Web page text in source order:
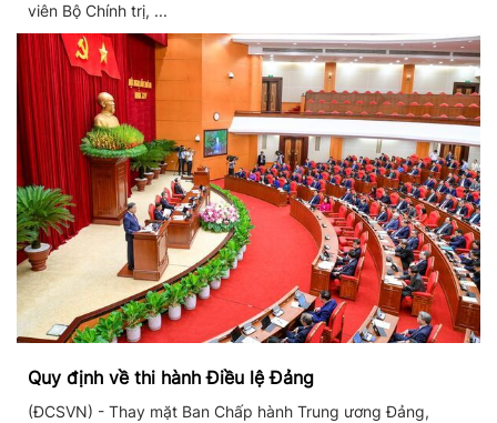
viên Bộ Chính trị, ...
Quy định về thi hành Điều lệ Đảng
(ĐCSVN) - Thay mặt Ban Chấp hành Trung ương Đảng,